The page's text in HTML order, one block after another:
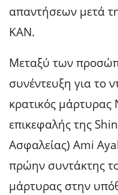
απαντήσεων μετά
KAN.
Μεταξύ των
συνέντευξη για το
κρατικός
επικεφαλής της
Ασφαλείας) Ami
πρώην συντάκτης
μάρτυρας στην